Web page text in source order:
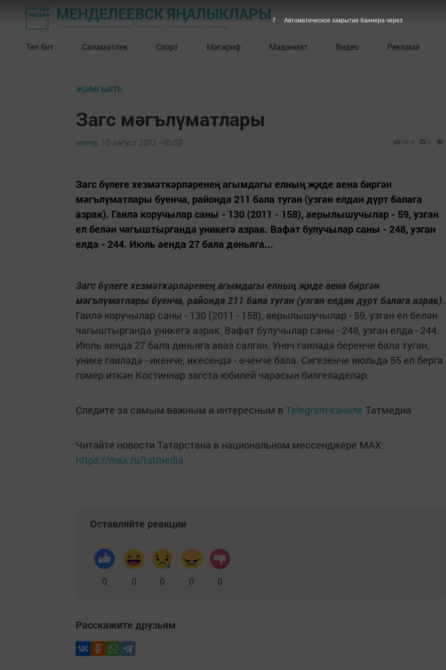
МЕНДЕЛЕЕВСК ЯҢАЛЫКЛАРЫ
Төп бит Сәламәтлек Спорт Мәгариф Мәдәният Видео Реклама
ҖӘМГЫЯТЬ
Загс мәгълүматлары
автор, 10 август 2012 - 05:02 2515 0
Загс бүлеге хезмәткәрләренең агымдагы елның җиде аена биргән
мәгълүматлары буенча, районда 211 бала туган (узган елдан дүрт балага
азрак). Гаилә коручылар саны - 130 (2011 - 158), аерылышучылар - 59, узган
ел белән чагыштырганда уникегә азрак. Вафат булучылар саны - 248, узган
елда - 244. Июль аенда 27 бала дөньяга...
Загс бүлеге хезмәткәрләренең агымдагы елның җиде аена биргән
мәгълүматлары буенча, районда 211 бала туган (узган елдан дүрт балага азрак).
Гаилә коручылар саны - 130 (2011 - 158), аерылышучылар - 59, узган ел белән
чагыштырганда уникегә азрак. Вафат булучылар саны - 248, узган елда - 244.
Июль аенда 27 бала дөньяга аваз салган. Унөч гаиләдә беренче бала туган,
унике гаиләдә - икенче, икесендә - өченче бала. Сигезенче июльдә 55 ел бергә
гомер иткән Костиннар загста юбилей чарасын билгеләделәр.
Следите за самым важным и интересным в Telegram-канале Татмедиа
Читайте новости Татарстана в национальном мессенджере MАХ:
https://max.ru/tatmedia
Оставляйте реакции
0 0 0 0 0
Расскажите друзьям
6 Автоматическое закрытие баннера через